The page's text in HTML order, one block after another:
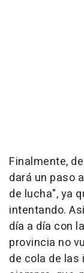
Finalmente,
dará un paso
de lucha", ya
intentando.
día a día con
provincia no
de cola de